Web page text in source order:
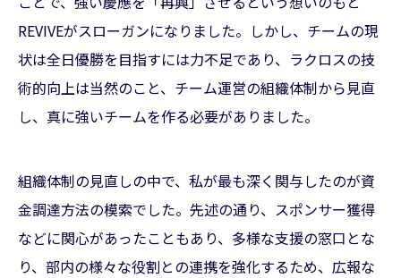
REVIVEがスローガンになりました。しかし、チームの現
状は全日優勝を目指すには力不足であり、ラクロスの技
術的向上は当然のこと、チーム運営の組織体制から見直
し、真に強いチームを作る必要がありました。
組織体制の見直しの中で、私が最も深く関与したのが資
金調達方法の模索でした。先述の通り、スポンサー獲得
などに関心があったこともあり、多様な支援の窓口とな
り、部内の様々な役割との連携を強化するため、広報な